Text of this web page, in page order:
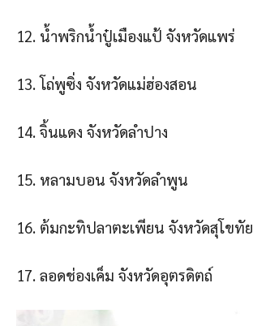
12. น้ําพริกน้ําปู๋เมืองแป้ จังหวัดแพร่
13. โถ่พูซิ่ง จังหวัดแม่ฮ่องสอน
14. จิ้นแดง จังหวัดลําปาง
15. หลามบอน จังหวัดลําพูน
16. ต้มกะทิปลาตะเพียน จังหวัดสุโขทัย
17. ลอดช่องเค็ม จังหวัดอุตรดิตถ์